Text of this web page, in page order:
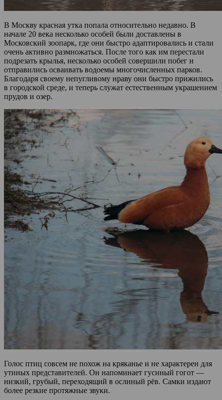
В Москву красная утка попала относительно недавно. В
начале 20 века несколько особей были доставлены в
Московский зоопарк, где они быстро адаптировались и стали
очень активно размножаться. После того как им перестали
подрезать крылья, несколько особей совершили побег и
отправились осваивать водоемы многочисленных парков.
Благодаря своему непугливому нраву они быстро прижились
в городской среде, и теперь служат естественным украшением
прудов и озер.
Голос птиц совсем не похож на кряканье и не характерен для
утиных представителей. Он напоминает гусиный гогот —
низкий, грубый, переходящий в ослиный рёв. Самки издают
более резкие протяжные звуки.